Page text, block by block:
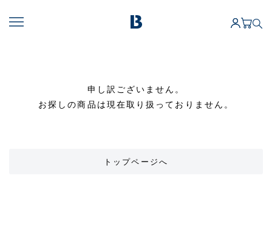
申し訳ございません。
お探しの商品は現在取り扱っておりません。
トップページへ